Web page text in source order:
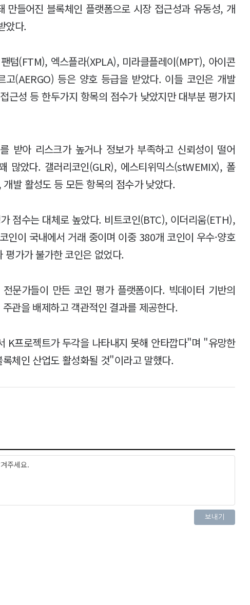
만들어진 블록체인 플랫폼으로 시장 접근성과 유동성, 개
았다.
텀(FTM), 엑스플라(XPLA), 미라클플레이(MPT), 아이콘
고(AERGO) 등은 양호 등급을 받았다. 이들 코인은 개발
근성 등 한두가지 항목의 점수가 낮았지만 대부분 평가지
받아 리스크가 높거나 정보가 부족하고 신뢰성이 떨어
많았다. 갤러리코인(GLR), 에스티위믹스(stWEMIX), 폴
발 활성도 등 모든 항목의 점수가 낮았다.
점수는 대체로 높았다. 비트코인(BTC), 이더리움(ETH),
인이 국내에서 거래 중이며 이중 380개 코인이 우수·양호
평가가 불가한 코인은 없었다.
문가들이 만든 코인 평가 플랫폼이다. 빅데이터 기반의
관을 배제하고 객관적인 결과를 제공한다.
K프로젝트가 두각을 나타내지 못해 안타깝다"며 "유망한
체인 산업도 활성화될 것"이라고 말했다.